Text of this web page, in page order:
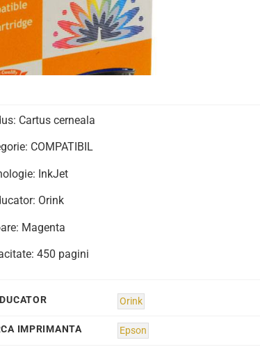
Cartus cerneala
COMPATIBIL
InkJet
Orink
Magenta
450 pagini
Orink
IMPRIMANTA Epson